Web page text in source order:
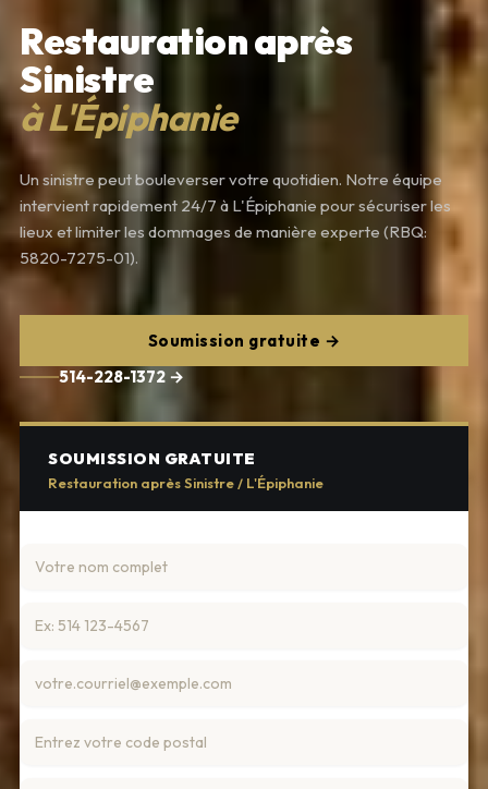
Restauration après
Sinistre
à L'Épiphanie
Un sinistre peut bouleverser votre quotidien. Notre équipe
intervient rapidement 24/7 à L'Épiphanie pour sécuriser les
lieux et limiter les dommages de manière experte (RBQ:
5820-7275-01).
Soumission gratuite →
514-228-1372 →
SOUMISSION GRATUITE
Restauration après Sinistre / L'Épiphanie